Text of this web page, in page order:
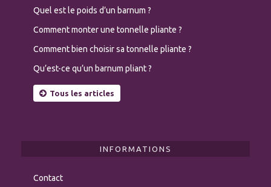
Quel est le poids d’un barnum ?
Comment monter une tonnelle pliante ?
Comment bien choisir sa tonnelle pliante ?
Qu’est-ce qu’un barnum pliant ?
Tous les articles
INFORMATIONS
Contact